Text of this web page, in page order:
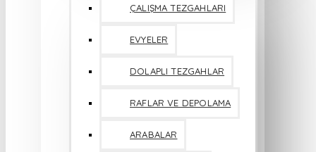
ÇALIŞMA TEZGAHLARI
EVYELER
DOLAPLI TEZGAHLAR
RAFLAR VE DEPOLAMA
ARABALAR